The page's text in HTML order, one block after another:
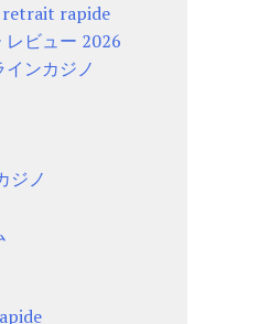
retrait rapide
レビュー 2026
ンカジノ
ジノ